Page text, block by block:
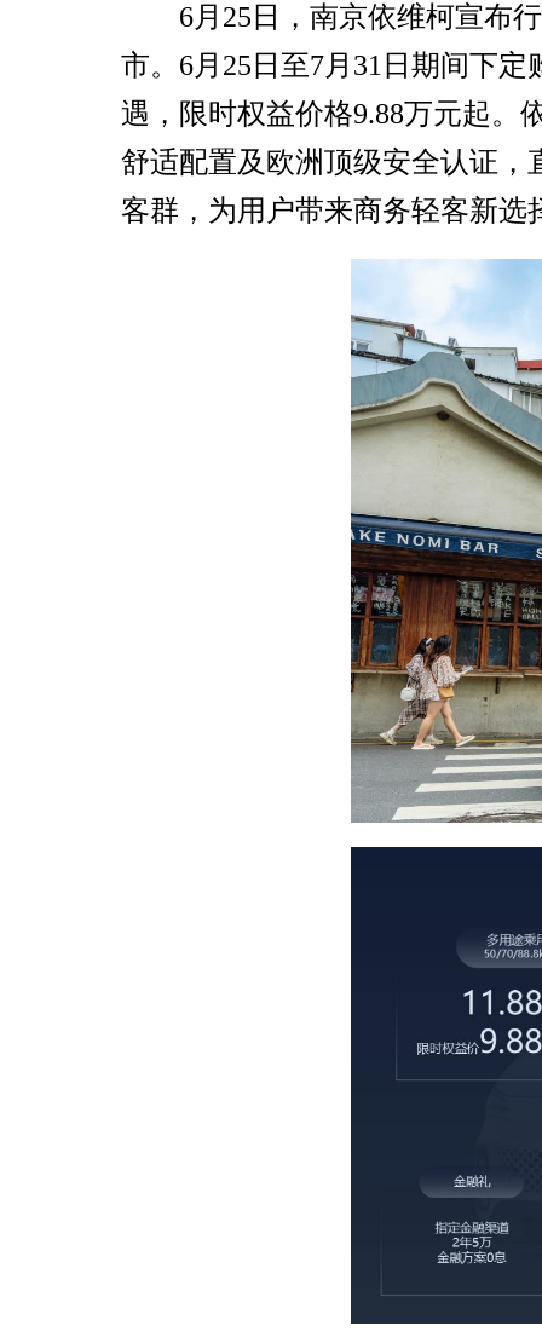
6月25日，南京依维柯宣布
市。6月25日至7月31日期间下
遇，限时权益价格9.88万元起。
舒适配置及欧洲顶级安全认证
客群，为用户带来商务轻客新选